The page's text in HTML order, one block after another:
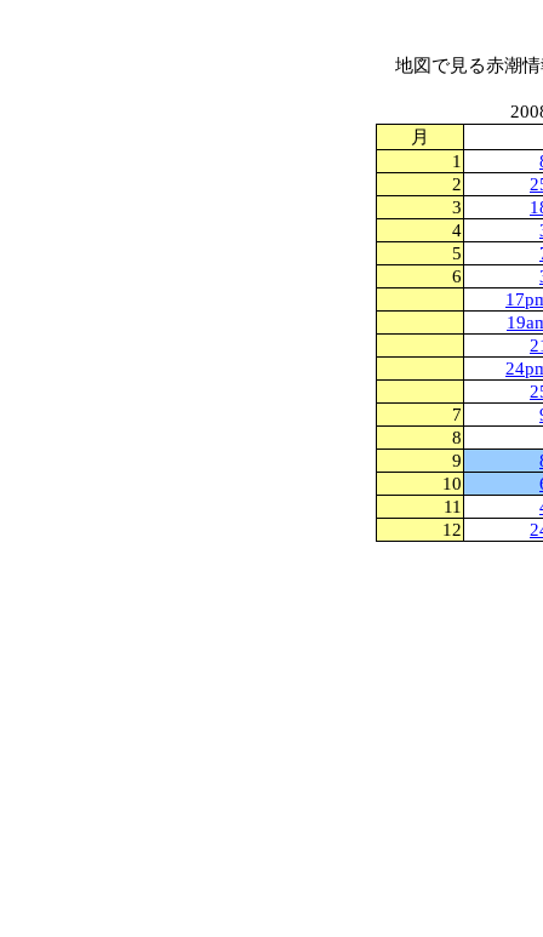
地図で見る赤潮情
月
1
2
3
4
5
6
7
8
9
10
11
12